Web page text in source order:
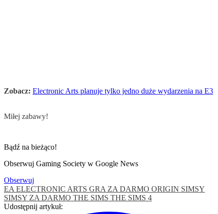
Zobacz: Electronic Arts planuje tylko jedno duże wydarzenia na E3
Miłej zabawy!
Bądź na bieżąco!
Obserwuj Gaming Society w Google News
Obserwuj
EA ELECTRONIC ARTS GRA ZA DARMO ORIGIN SIMSY
SIMSY ZA DARMO THE SIMS THE SIMS 4
Udostępnij artykuł: